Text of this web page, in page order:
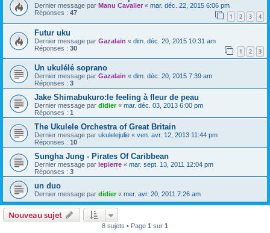
Dernier message par Manu Cavalier « mar. déc. 22, 2015 6:06 pm
Réponses : 47 1 2 3 4
Futur uku
Dernier message par Gazalain « dim. déc. 20, 2015 10:31 am
Réponses : 30 1 2 3
Un ukulélé soprano
Dernier message par Gazalain « dim. déc. 20, 2015 7:39 am
Réponses : 3
Jake Shimabukuro:le feeling à fleur de peau
Dernier message par didier« mar. déc. 03, 2013 6:00 pm
Réponses : 1
The Ukulele Orchestra of Great Britain
Dernier message par ukulelejulie « ven. avr. 12, 2013 11:44 pm
Réponses : 10
Sungha Jung - Pirates Of Caribbean
Dernier message par lepierre « mar. sept. 13, 2011 12:04 pm
Réponses : 3
un duo
Dernier message par didier« mer. avr. 20, 2011 7:26 am
Nouveau sujet
8 sujets • Page 1 sur 1